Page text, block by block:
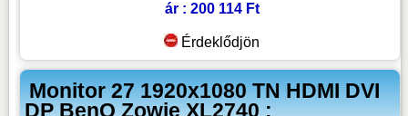
ár : 200 114 Ft
Érdeklődjön
Monitor 27 1920x1080 TN HDMI DVI
DP BenQ Zowie XL2740 :